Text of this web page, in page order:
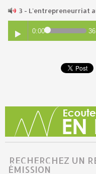
3 - L'entrepreneurriat
0:00
RECHERCHEZ UN
ÉMISSION